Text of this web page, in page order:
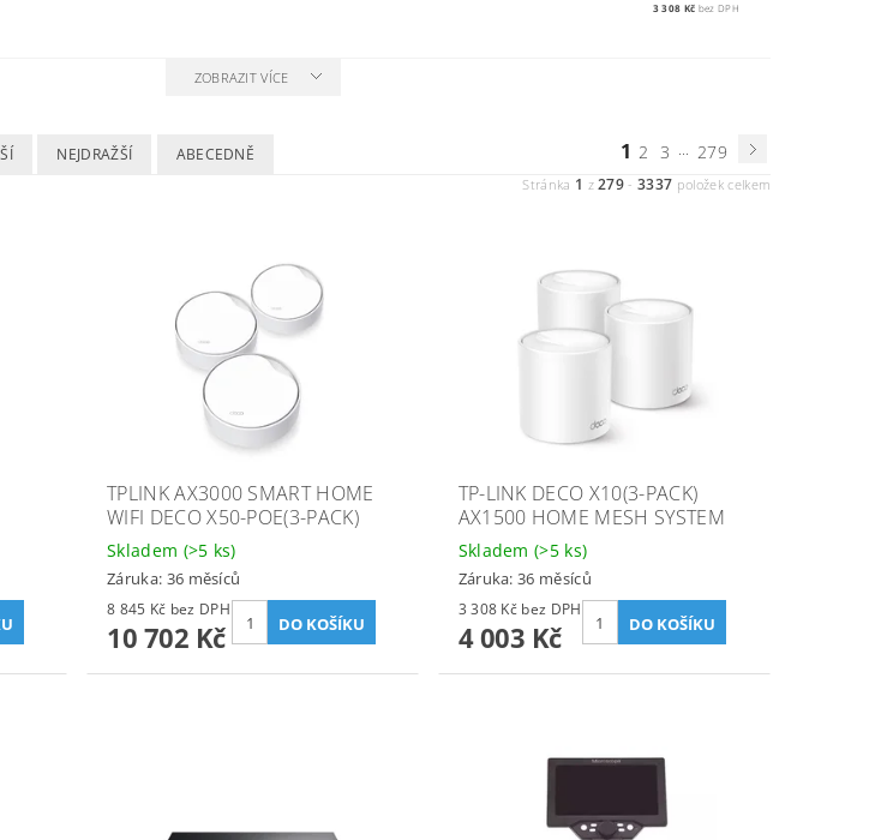
3 308 Kč bez DPH
ZOBRAZIT VÍCE
NEJDRAŽŠÍ ABECEDNĚ 1 2 3 ... 279
Stránka 1 z279 -3337 položek celkem
TPLINK AX3000 SMART HOME
WIFI DECO X50-POE(3-PACK)
Skladem (>5 ks)
Záruka: 36 měsíců
8 845 Kč bez DPH
10 702 Kč
TP-LINK DECO X10(3-PACK)
AX1500 HOME MESH SYSTEM
Skladem(>5 ks)
Záruka: 36 měsíců
3 308 Kč bez DPH
4 003 Kč